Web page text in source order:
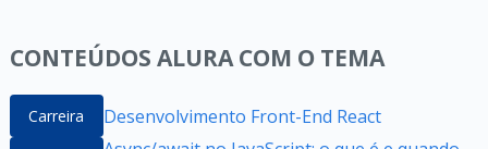
CONTEÚDOS ALURA COM O TEMA
Carreira Desenvolvimento Front-End React